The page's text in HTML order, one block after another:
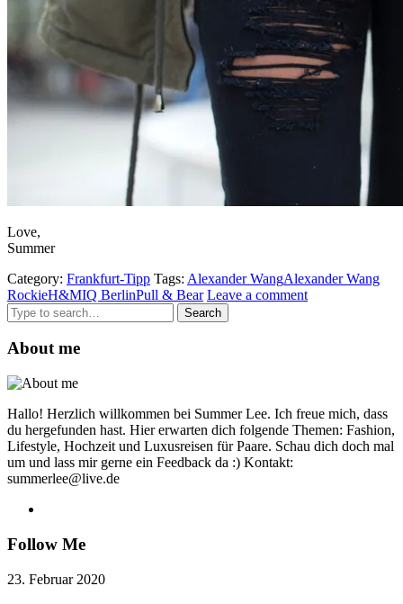
Love,
Summer
Category: Frankfurt-Tipp Tags: Alexander WangAlexander Wang
RockieH&MIQ BerlinPull & Bear Leave a comment
Search
for:
About me
Hallo! Herzlich willkommen bei Summer Lee. Ich freue mich, dass
du hergefunden hast. Hier erwarten dich folgende Themen: Fashion,
Lifestyle, Hochzeit und Luxusreisen für Paare. Schau dich doch mal
um und lass mir gerne ein Feedback da :) Kontakt:
summerlee@live.de
Follow Me
23. Februar 2020